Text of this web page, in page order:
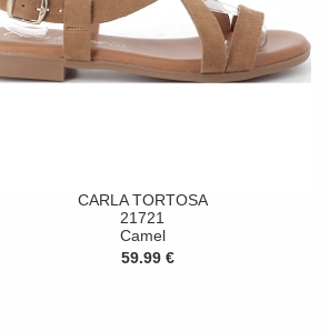
CARLA TORTOSA
21721
Camel
59.99 €